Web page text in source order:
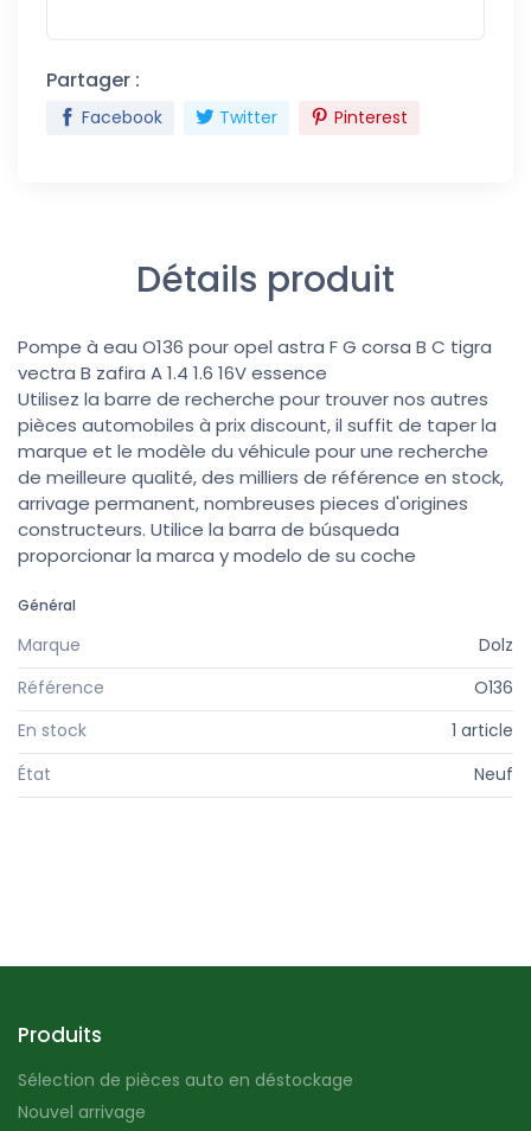
Partager :
Facebook Twitter Pinterest
Détails produit
Pompe à eau O136 pour opel astra F G corsa B C tigra
vectra B zafira A 1.4 1.6 16V essence
Utilisez la barre de recherche pour trouver nos autres
pièces automobiles à prix discount, il suffit de taper la
marque et le modèle du véhicule pour une recherche
de meilleure qualité, des milliers de référence en stock,
arrivage permanent, nombreuses pieces d'origines
constructeurs. Utilice la barra de búsqueda
proporcionar la marca y modelo de su coche
Général
Marque
Dolz
Référence
O136
En stock
1 article
État
Neuf
Produits
Sélection de pièces auto en déstockage
Nouvel arrivage